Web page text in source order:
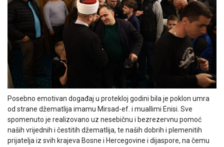
Posebno emotivan događaj u protekloj godini bila je poklon umra
od strane džematlija imamu Mirsad-ef. i muallimi Enisi. Sve
spomenuto je realizovano uz nesebičnu i bezrezervnu pomoć
naših vrijednih i čestitih džematlija, te naših dobrih i plemenitih
prijatelja iz svih krajeva Bosne i Hercegovine i dijaspore, na čemu